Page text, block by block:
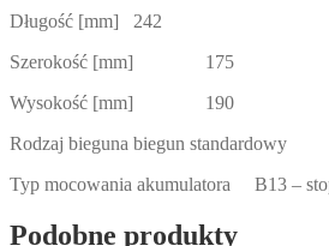
Długość [mm] 242
Szerokość [mm] 175
Wysokość [mm] 190
Rodzaj bieguna biegun standardowy
Typ mocowania akumulatora B13 –
Podobne produkty